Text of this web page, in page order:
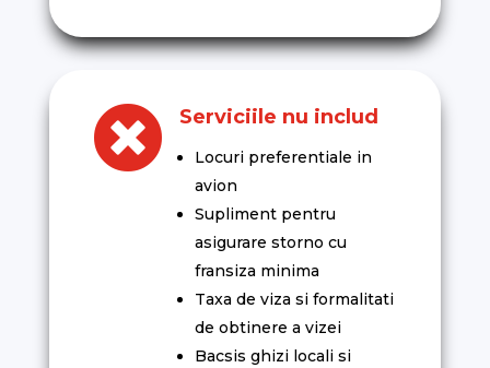
 Serviciile nu includ
Locuri preferentiale in
avion
Supliment pentru
asigurare storno cu
fransiza minima
Taxa de viza si formalitati
de obtinere a vizei
Bacsis ghizi locali si